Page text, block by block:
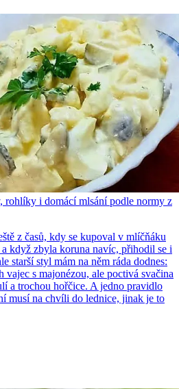
rohlíky i domácí mlsání podle normy z
z časů, kdy se kupoval v mlíčňáku
když zbyla koruna navíc, přihodil se i
starší styl mám na něm ráda dodnes:
vajec s majonézou, ale poctivá svačina
a trochou hořčice. A jedno pravidlo
musí na chvíli do lednice, jinak je to